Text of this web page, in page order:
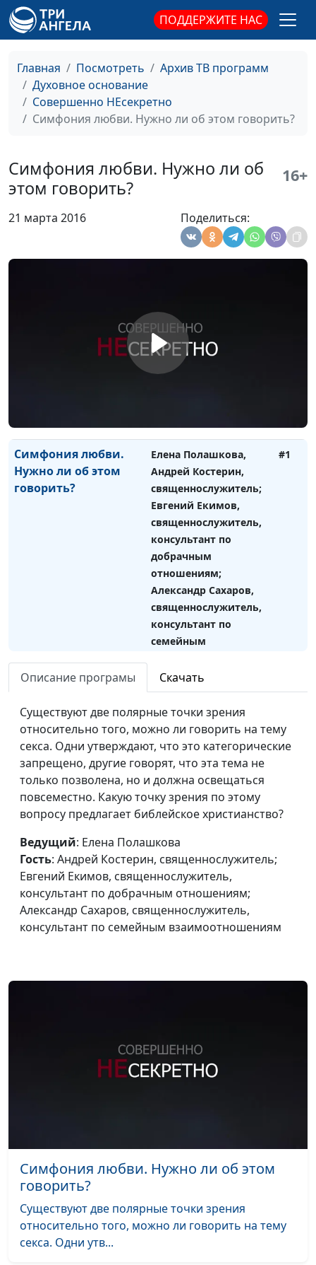
ПОДДЕРЖИТЕ НАС
Главная Посмотреть
Архив ТВ программ
Духовное основание
Совершенно НЕсекретно
Симфония любви. Нужно ли об этом говорить?
Симфония любви. Нужно ли об
этом говорить?
16+
21 марта 2016 Поделиться:
Только для двоих
священнослужитель;
Евгений Екимов,
консультант по
отношениям;
Александр Сахаров,
семейным
Симфония любви. Дар
Елена Полашкова,
Андрей Костерин,
добрачным
отношениям;
Александр Сахаров,
священнослужитель,
взаимоотношениям
Симфония любви.
Нужно ли об этом
говорить?
Елена Полашкова,
Андрей Костерин,
священнослужитель;
Евгений Екимов,
священнослужитель,
консультант по
добрачным
отношениям;
Александр Сахаров,
священнослужитель,
консультант по
семейным
#1
Описание програмы Скачать
Существуют две полярные точки зрения
относительно того, можно ли говорить на тему
секса. Одни утверждают, что это категорические
запрещено, другие говорят, что эта тема не
только позволена, но и должна освещаться
повсеместно. Какую точку зрения по этому
вопросу предлагает библейское христианство?
Ведущий: Елена Полашкова
Гость: Андрей Костерин, священнослужитель;
Евгений Екимов, священнослужитель,
консультант по добрачным отношениям;
Александр Сахаров, священнослужитель,
консультант по семейным взаимоотношениям
Симфония любви. Нужно ли об этом
говорить?
Существуют две полярные точки зрения
относительно того, можно ли говорить на тему
секса. Одни утв...